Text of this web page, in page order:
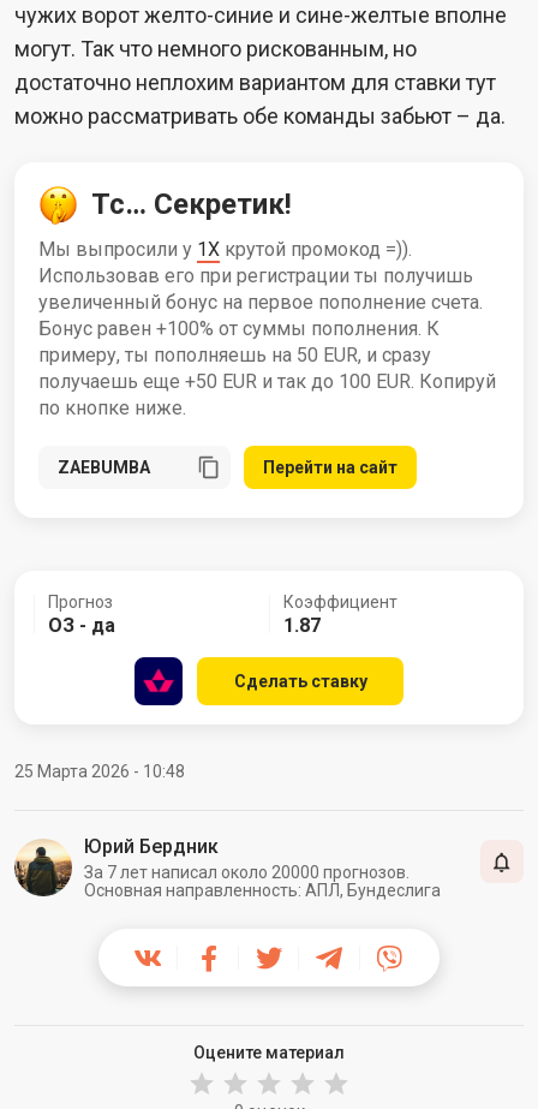
чужих ворот желто-синие и сине-желтые вполне
могут. Так что немного рискованным, но
достаточно неплохим вариантом для ставки тут
можно рассматривать обе команды забьют – да.
Тс… Секретик!
Мы выпросили у 1X крутой промокод =)).
Использовав его при регистрации ты получишь
увеличенный бонус на первое пополнение счета.
Бонус равен +100% от суммы пополнения. К
примеру, ты пополняешь на 50 EUR, и сразу
получаешь еще +50 EUR и так до 100 EUR. Копируй
по кнопке ниже.
Перейти на сайт
Прогноз
ОЗ - да
Коэффициент
1.87
Сделать ставку
25 Марта 2026 - 10:48
Юрий Бердник
За 7 лет написал около 20000 прогнозов.
Основная направленность: АПЛ, Бундеслига
Оцените материал